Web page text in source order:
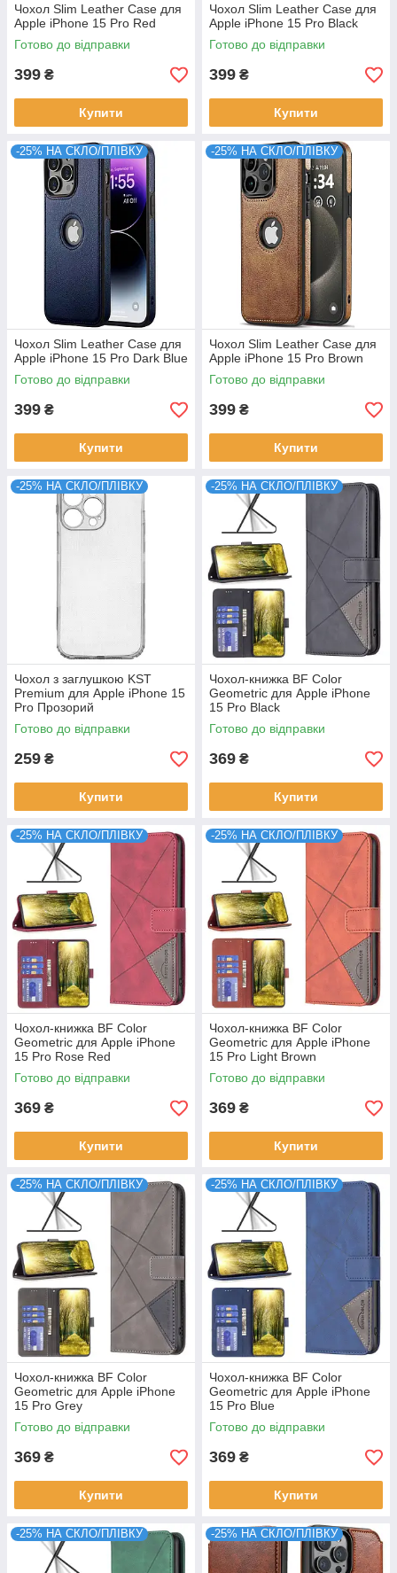
Чохол Slim Leather Case для
Apple iPhone 15 Pro Red
Готово до відправки
399 ₴
Купити
Чохол Slim Leather Case для
Apple iPhone 15 Pro Black
Готово до відправки
399 ₴
Купити
-25% НА СКЛО/ПЛІВКУ
Чохол Slim Leather Case для
Apple iPhone 15 Pro Dark Blue
Готово до відправки
399 ₴
Купити
-25% НА СКЛО/ПЛІВКУ
Чохол Slim Leather Case для
Apple iPhone 15 Pro Brown
Готово до відправки
399 ₴
Купити
-25% НА СКЛО/ПЛІВКУ
Чохол з заглушкою KST
Premium для Apple iPhone 15
Pro Прозорий
Готово до відправки
259 ₴
Купити
-25% НА СКЛО/ПЛІВКУ
Чохол-книжка BF Color
Geometric для Apple iPhone
15 Pro Black
Готово до відправки
369 ₴
Купити
-25% НА СКЛО/ПЛІВКУ
Чохол-книжка BF Color
Geometric для Apple iPhone
15 Pro Rose Red
Готово до відправки
369 ₴
Купити
-25% НА СКЛО/ПЛІВКУ
Чохол-книжка BF Color
Geometric для Apple iPhone
15 Pro Light Brown
Готово до відправки
369 ₴
Купити
-25% НА СКЛО/ПЛІВКУ
Чохол-книжка BF Color
Geometric для Apple iPhone
15 Pro Grey
Готово до відправки
369 ₴
Купити
-25% НА СКЛО/ПЛІВКУ
Чохол-книжка BF Color
Geometric для Apple iPhone
15 Pro Blue
Готово до відправки
369 ₴
Купити
-25% НА СКЛО/ПЛІВКУ -25% НА СКЛО/ПЛІВКУ